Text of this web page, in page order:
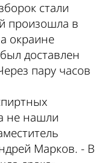
стали
произошла в
окраине
доставлен
пару часов
не нашли
Марков. - В